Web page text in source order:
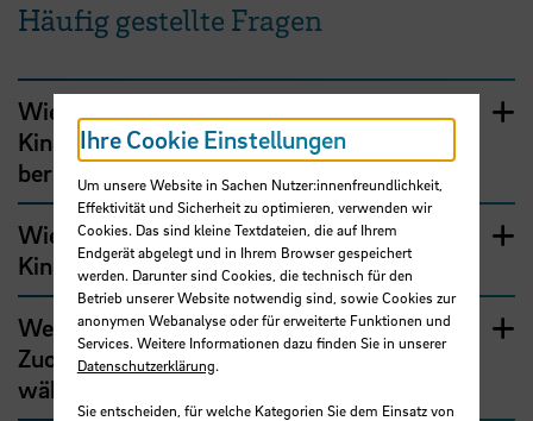
Häufig gestellte Fragen
Wie lauten die Voraussetzungen, damit
Kinder für den Kindererziehungszuschlag
berücksichtigt werden können?
Wie sieht die Regelzuordnung bei den
Kindererziehungszeiten aus?
Welche Wirkung hat es, eine andere
Zuordnung von Kindererziehungszeiten zu
wählen?
Ihre Cookie Einstellungen
Um unsere Website in Sachen Nutzer:innenfreundlichkeit,
Effektivität und Sicherheit zu optimieren, verwenden wir
Cookies. Das sind kleine Textdateien, die auf Ihrem
Endgerät abgelegt und in Ihrem Browser gespeichert
werden. Darunter sind Cookies, die technisch für den
Betrieb unserer Website notwendig sind, sowie Cookies zur
anonymen Webanalyse oder für erweiterte Funktionen und
Services. Weitere Informationen dazu finden Sie in unserer
Datenschutzerklärung.
Sie entscheiden, für welche Kategorien Sie dem Einsatz von